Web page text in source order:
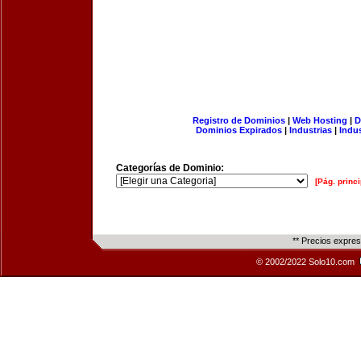
Registro de Dominios| Web Hosting |
Dominios Expirados | Industrias |
Categorías de Dominio:
[Pág.
** Precios
© 2002/2022 Solo10.com